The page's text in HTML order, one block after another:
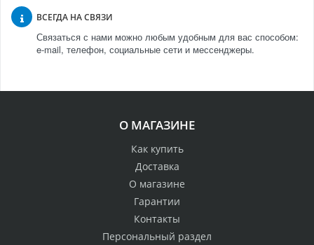
ВСЕГДА НА СВЯЗИ
Связаться с нами можно любым удобным для вас способом:
e-mail, телефон, социальные сети и мессенджеры.
О МАГАЗИНЕ
Как купить
Доставка
О магазине
Гарантии
Контакты
Персональный раздел